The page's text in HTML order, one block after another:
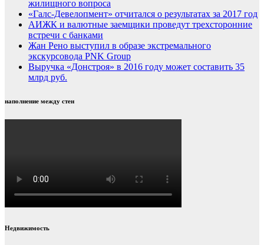
жилищного вопроса
«Галс-Девелопмент» отчитался о результатах за 2017 год
АИЖК и валютные заемщики проведут трехсторонние
встречи с банками
Жан Рено выступил в образе экстремального
экскурсовода PNK Group
Выручка «Донстроя» в 2016 году может составить 35
млрд руб.
наполнение между стен
Недвижимость